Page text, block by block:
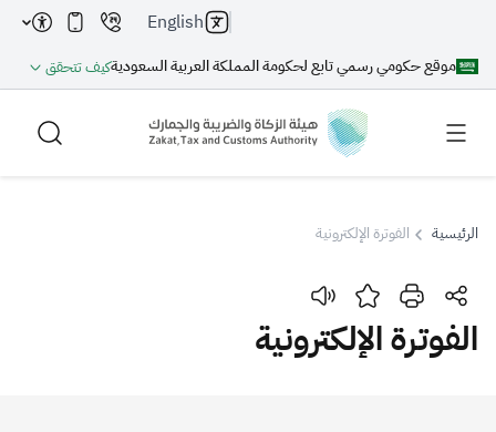
موقع حكومي رسمي تابع لحكومة المملكة العربية السعوديةكيف تتحقق
English
بحث
الرئيسية الفوترة الإلكترونية
الفوترة الإلكترونية